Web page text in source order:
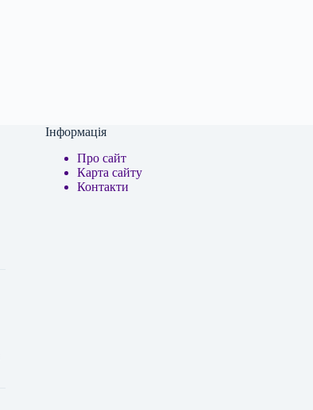
Інформація
Про сайт
Карта сайту
Контакти